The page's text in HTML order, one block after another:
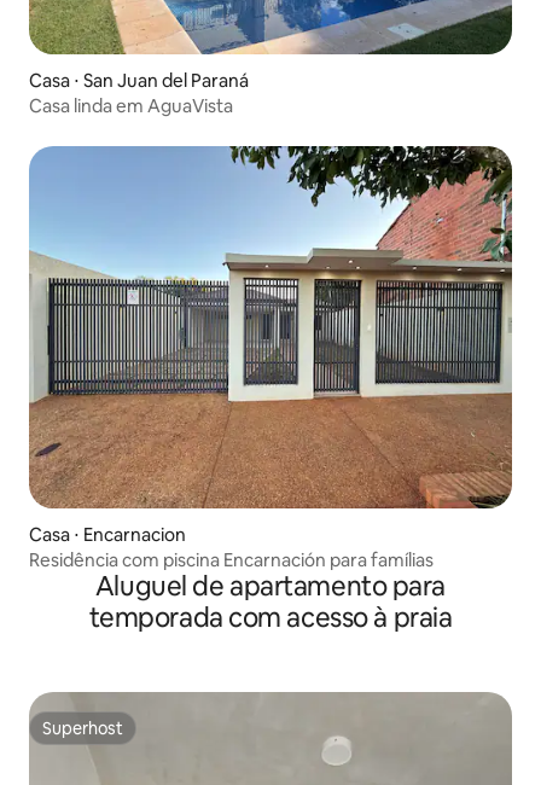
Casa ⋅ San Juan del Paraná
Casa linda em AguaVista
Casa ⋅ Encarnacion
Residência com piscina Encarnación para famílias
Aluguel de apartamento para
temporada com acesso à praia
Superhost
Superhost